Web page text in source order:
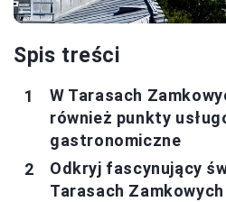
Spis treści
W Tarasach
również punkty
gastronomiczne
Odkryj fascynujący
Tarasach